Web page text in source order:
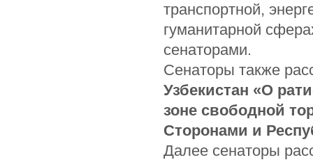
транспортной,
гуманитарной
сенаторами.
Сенаторы также
Узбекистан «О
зоне свободной
Сторонами и
Далее сенаторы